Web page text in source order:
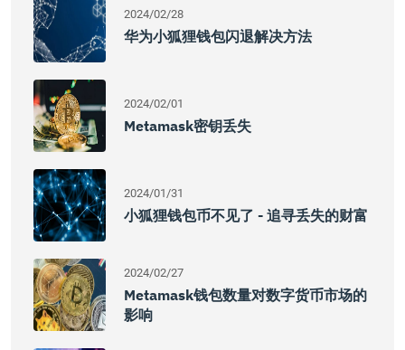
2024/02/28
华为小狐狸钱包闪退解决方法
2024/02/01
Metamask密钥丢失
2024/01/31
小狐狸钱包币不见了 - 追寻丢失的财富
2024/02/27
Metamask钱包数量对数字货币市场的
影响